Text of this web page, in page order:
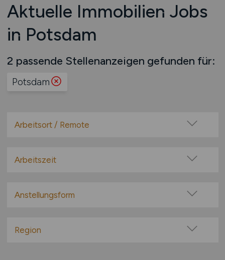
Aktuelle Immobilien Jobs
in Potsdam
2 passende Stellenanzeigen gefunden für:
Potsdam
Arbeitsort / Remote
Home-Office möglich / Hybrid
Remote aus dem Ausland möglich
Arbeitszeit
Teilzeit
Anstellungsform
befristete Anstellung
Region